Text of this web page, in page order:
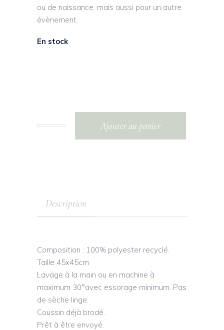
ou de naissance, mais aussi pour un autre
évènement.
En stock
Ajouter au panier
Description
Composition : 100% polyester recyclé.
Taille 45x45cm
Lavage à la main ou en machine à
maximum 30°avec essorage minimum. Pas
de sèche linge.
Coussin déjà brodé.
Prêt à être envoyé.